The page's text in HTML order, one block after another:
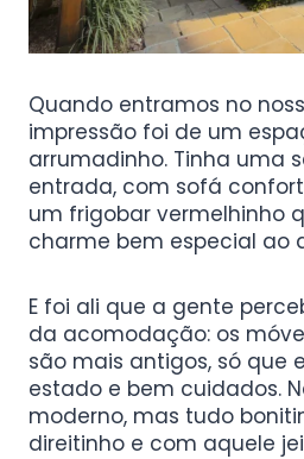
Quando entramos no
impressão foi de um
arrumadinho. Tinha uma
entrada, com sofá
um frigobar vermelhinho
charme bem especial ao
E foi ali que a gente
da acomodação: os
são mais antigos, só que
estado e bem cuidados.
moderno, mas tudo
direitinho e com aquele